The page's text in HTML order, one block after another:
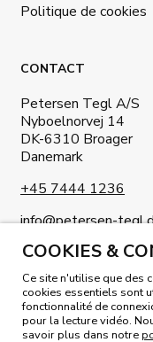
COOKIES &
Ce site n'utilise que des
cookies essentiels sont
fonctionnalité de
pour la lecture vidéo.
savoir plus dans notre
Politique de cookies
CONTACT
Petersen Tegl A/S
Nyboelnorvej 14
DK-6310 Broager
Danemark
+45 7444 1236
info@petersen-
LISEZ NOTRE